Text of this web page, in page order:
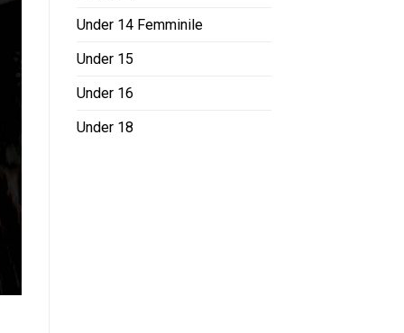
Under 14 Femminile
Under 15
Under 16
Under 18